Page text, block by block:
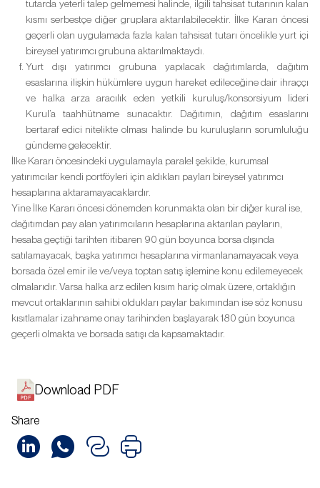
Download PDF
Share
tutarda yeterli talep gelmemesi halinde, ilgili tahsisat tutarının kalan
kısmı serbestçe diğer gruplara aktarılabilecektir. İlke Kararı öncesi
geçerli olan uygulamada fazla kalan tahsisat tutarı öncelikle yurt içi
bireysel yatırımcı grubuna aktarılmaktaydı.
Yurt dışı yatırımcı grubuna yapılacak dağıtımlarda, dağıtım
esaslarına ilişkin hükümlere uygun hareket edileceğine dair ihraççı
ve halka arza aracılık eden yetkili kuruluş/konsorsiyum lideri
Kurul’a taahhütname sunacaktır. Dağıtımın, dağıtım esaslarını
bertaraf edici nitelikte olması halinde bu kuruluşların sorumluluğu
gündeme gelecektir.
İlke Kararı öncesindeki uygulamayla paralel şekilde, kurumsal
yatırımcılar kendi portföyleri için aldıkları payları bireysel yatırımcı
hesaplarına aktaramayacaklardır.
Yine İlke Kararı öncesi dönemden korunmakta olan bir diğer kural ise,
dağıtımdan pay alan yatırımcıların hesaplarına aktarılan payların,
hesaba geçtiği tarihten itibaren 90 gün boyunca borsa dışında
satılamayacak, başka yatırımcı hesaplarına virmanlanamayacak veya
borsada özel emir ile ve/veya toptan satış işlemine konu edilemeyecek
olmalarıdır. Varsa halka arz edilen kısım hariç olmak üzere, ortaklığın
mevcut ortaklarının sahibi oldukları paylar bakımından ise söz konusu
kısıtlamalar izahname onay tarihinden başlayarak 180 gün boyunca
geçerli olmakta ve borsada satışı da kapsamaktadır.